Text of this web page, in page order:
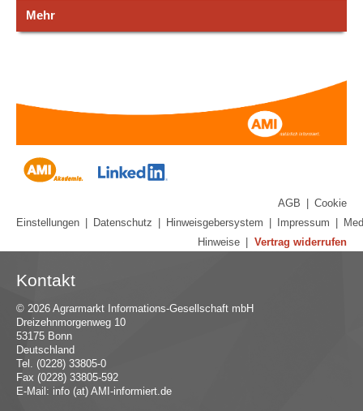
Mehr
AGB
Cookie
Einstellungen
Datenschutz Hinweisgebersystem Impressum
Hinweise
Vertrag widerrufen
Kontakt
© 2026 Agrarmarkt Informations-Gesellschaft mbH
Dreizehnmorgenweg 10
53175 Bonn
Deutschland
Tel. (0228) 33805-0
Fax (0228) 33805-592
E-Mail: info (at) AMI-informiert.de